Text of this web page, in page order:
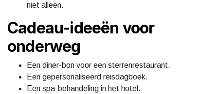
niet alleen.
Cadeau-ideeën voor
onderweg
Een diner-bon voor een sterrenrestaurant.
Een gepersonaliseerd reisdagboek.
Een spa-behandeling in het hotel.